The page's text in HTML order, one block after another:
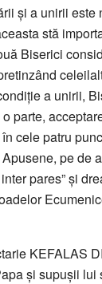
și a unirii este
stă
Biserici
a unirii,
parte,
cele patru
pe de
pares” și
KEFALAS
și supușii lui